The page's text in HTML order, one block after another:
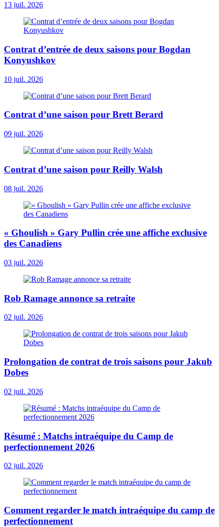
13 juil. 2026
Contrat d’entrée de deux saisons pour Bogdan
Konyushkov
10 juil. 2026
Contrat d’une saison pour Brett Berard
09 juil. 2026
Contrat d’une saison pour Reilly Walsh
08 juil. 2026
« Ghoulish » Gary Pullin crée une affiche exclusive
des Canadiens
03 juil. 2026
Rob Ramage annonce sa retraite
02 juil. 2026
Prolongation de contrat de trois saisons pour Jakub
Dobes
02 juil. 2026
Résumé : Matchs intraéquipe du Camp de
perfectionnement 2026
02 juil. 2026
Comment regarder le match intraéquipe du camp de
perfectionnement